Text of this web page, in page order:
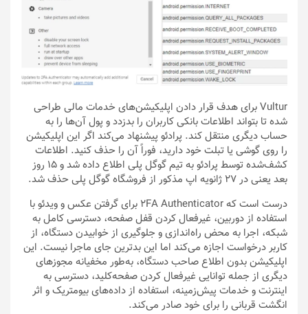
Vultur برای هدف قرار دادن اپلیکیشن‌های خدمات مالی طراحی
شده تا بتواند اطلاعات بانکی کاربران را بدزدد و پول آن‌ها را به
حساب دیگری منتقل کند. پرادئو پیشنهاد می‌کند اگر این اپلیکیشن
را روی گوشی یا تبلت خود دارید، فوراً آن را حذف کنید. اطلاعات
کشف‌شده توسط پرادئو به تیم گوگل پلی اطلاع داده شد و ۱۵ روز
بعد یعنی در ۲۷ ژانویه اپ مذکور از فروشگاه گوگل پلی حذف شد.
درست است که 2FA Authenticator برای گرفتن عکس و ویدئو با
استفاده از دوربین، غیرفعال کردن قفل صفحه، دسترسی کامل به
شبکه، اجرا به محض راه‌اندازی و جلوگیری از خوابیدن دستگاه،‌ از
کاربر درخواست اجازه می‌کند اما این بدترین جای ماجرا نیست. این
اپلیکیشن بدون اطلاع صاحب دستگاه، به‌طور مخفیانه مجوزهای
دیگری از ‌جمله توانایی غیرفعال کردن صفحه‌کلید، دسترسی به
اینترنت و خدمات پیش‌زمینه، استفاده از داده‌های بیومتریک و اثر
انگشت قربانی را برای خود صادر می‌کند.